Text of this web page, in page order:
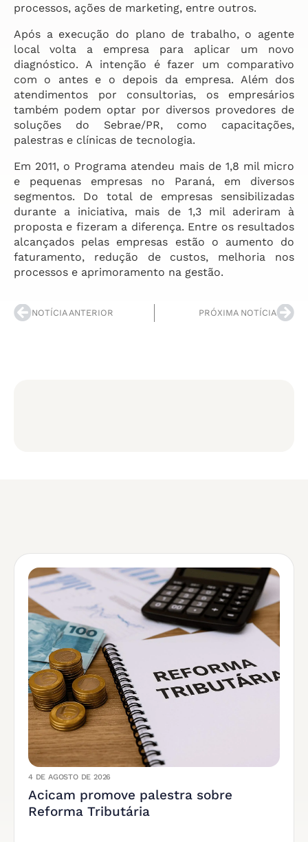
processos, ações de marketing, entre outros.
Após a execução do plano de trabalho, o agente
local volta a empresa para aplicar um novo
diagnóstico. A intenção é fazer um comparativo
com o antes e o depois da empresa. Além dos
atendimentos por consultorias, os empresários
também podem optar por diversos provedores de
soluções do Sebrae/PR, como capacitações,
palestras e clínicas de tecnologia.
Em 2011, o Programa atendeu mais de 1,8 mil micro
e pequenas empresas no Paraná, em diversos
segmentos. Do total de empresas sensibilizadas
durante a iniciativa, mais de 1,3 mil aderiram à
proposta e fizeram a diferença. Entre os resultados
alcançados pelas empresas estão o aumento do
faturamento, redução de custos, melhoria nos
processos e aprimoramento na gestão.
NOTÍCIA ANTERIOR PRÓXIMA NOTÍCIA
4 DE AGOSTO DE 2026
Acicam promove palestra sobre
Reforma Tributária